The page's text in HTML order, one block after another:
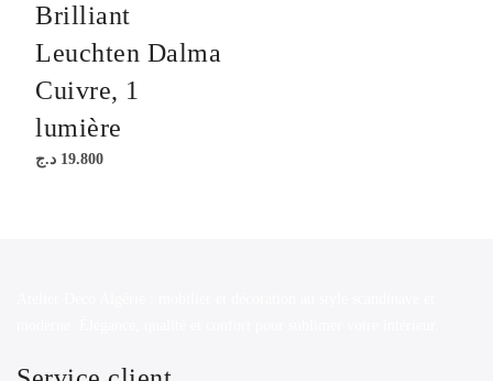
Brilliant
Leuchten Dalma
Cuivre, 1
lumière
19.800 د.ج